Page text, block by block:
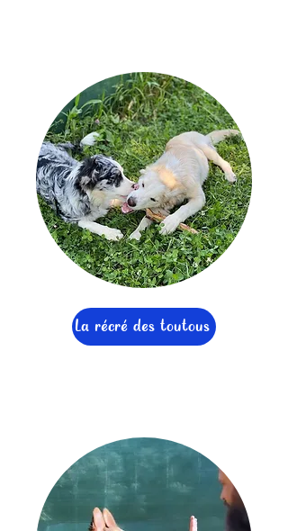
La récré des toutous